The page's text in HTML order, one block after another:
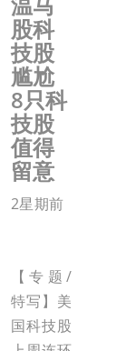
股科
技股
尴尬
8只科
技股
值得
留意
2星期前
【专题/
特写】美
国科技股